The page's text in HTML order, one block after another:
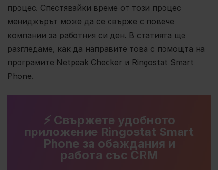
процес. Спестявайки време от този процес,
мениджърът може да се свърже с повече
компании за работния си ден. В статията ще
разгледаме, как да направите това с помощта на
програмите Netpeak Checker и Ringostat Smart
Phone.
⚡️ Свържете удобното
приложение Ringostat Smart
Phone за обаждания и
работа със CRM